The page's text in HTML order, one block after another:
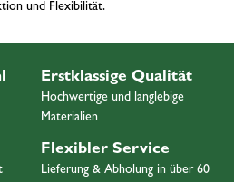
und Flexibilität.
Erstklassige Qualität
Hochwertige und langlebige
Materialien
Flexibler Service
Lieferung & Abholung in über 60